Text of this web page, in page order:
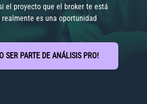
el proyecto que el broker te está
es una oportunidad
SER PARTE DE ANÁLISIS PRO!